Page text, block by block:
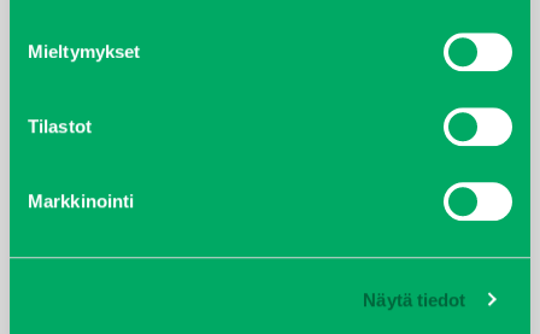
Mieltymykset
Tilastot
Markkinointi
Näytä tiedot
lokakuu 2021